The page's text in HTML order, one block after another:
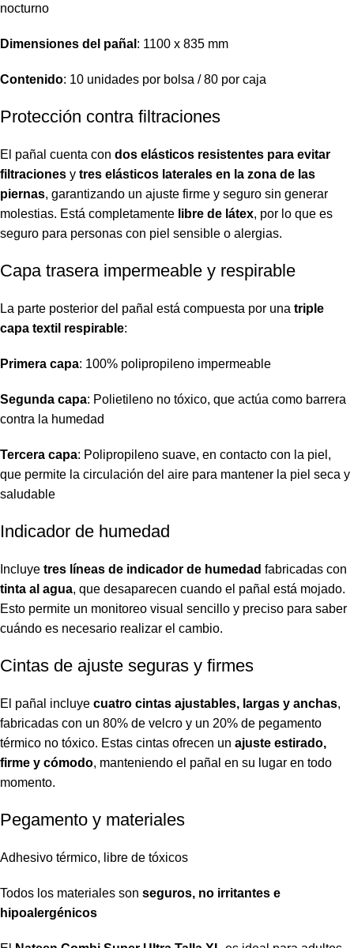
nocturno
Dimensiones del pañal : 1100 x 835 mm
Contenido: 10 unidades por bolsa / 80 por caja
Protección contra filtraciones
El pañal cuenta con dos elásticos resistentes para evitar
filtraciones y tres elásticos laterales en la zona de las
piernas, garantizando un ajuste firme y seguro sin generar
molestias. Está completamente libre de látex, por lo que es
seguro para personas con piel sensible o alergias.
Capa trasera impermeable y respirable
La parte posterior del pañal está compuesta por una triple
capa textil respirable:
Primera capa: 100% polipropileno impermeable
Segunda capa: Polietileno no tóxico, que actúa como barrera
contra la humedad
Tercera capa: Polipropileno suave, en contacto con la piel,
que permite la circulación del aire para mantener la piel seca y
saludable
Indicador de humedad
Incluye tres líneas de indicador de humedad fabricadas con
tinta al agua, que desaparecen cuando el pañal está mojado.
Esto permite un monitoreo visual sencillo y preciso para saber
cuándo es necesario realizar el cambio.
Cintas de ajuste seguras y firmes
El pañal incluye cuatro cintas ajustables, largas y anchas,
fabricadas con un 80% de velcro y un 20% de pegamento
térmico no tóxico. Estas cintas ofrecen un ajuste estirado,
firme y cómodo, manteniendo el pañal en su lugar en todo
momento.
Pegamento y materiales
Adhesivo térmico, libre de tóxicos
Todos los materiales son seguros, no irritantes e
hipoalergénicos